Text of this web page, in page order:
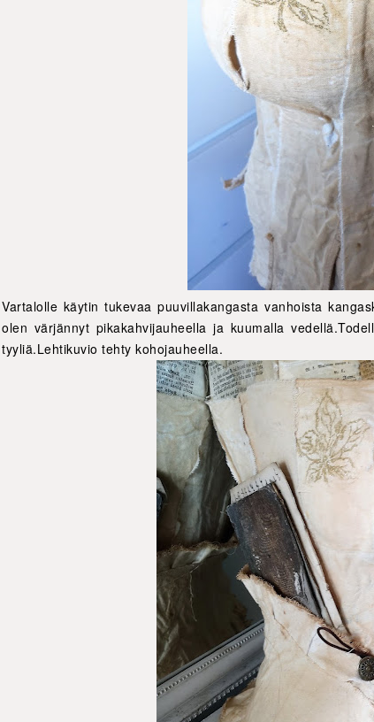
Vartalolle käytin tukevaa puuvillakangasta vanhoista
olen värjännyt pikakahvijauheella ja kuumalla
tyyliä.Lehtikuvio tehty kohojauheella.